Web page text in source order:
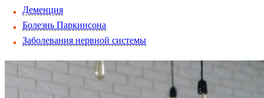
Деменция
Болезнь Паркинсона
Заболевания нервной системы